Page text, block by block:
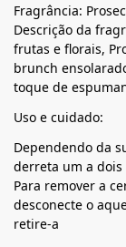
Fragrância:
Descrição da
frutas e florais,
brunch
toque de
Uso e cuidado:
Dependendo da
derreta um a
Para remover a
desconecte o
retire-a